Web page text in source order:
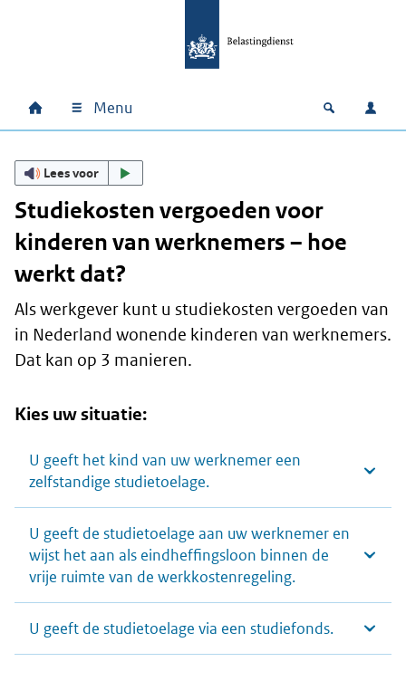
Hoofdnavigatie
Home Menu Open
Lees voor
Studiekosten vergoeden voor
kinderen van werknemers – hoe
werkt dat?
Als werkgever kunt u studiekosten vergoeden van
in Nederland wonende kinderen van werknemers.
Dat kan op 3 manieren.
Kies uw situatie:
U geeft het kind van uw werknemer een
zelfstandige studietoelage.
U geeft de studietoelage aan uw werknemer en
wijst het aan als eindheffingsloon binnen de
vrije ruimte van de werkkostenregeling.
U geeft de studietoelage via een studiefonds.